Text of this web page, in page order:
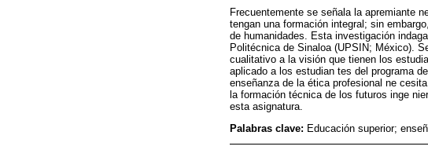
Frecuentemente se señala la apremiante
tengan una formación integral; sin
de humanidades. Esta investigación
Politécnica de Sinaloa (UPSIN; México).
cualitativo a la visión que tienen los
aplicado a los estudian tes del programa
enseñanza de la ética profesional ne
la formación técnica de los futuros inge
esta asignatura.
Palabras clave: Educación superior;